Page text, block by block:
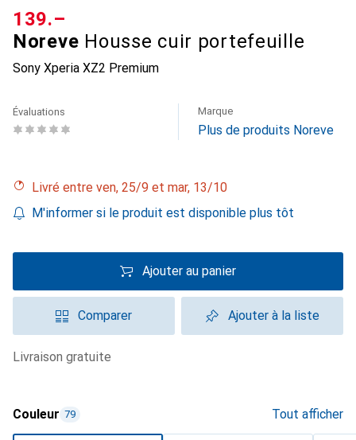
Noreve Housse cuir portefeuille
Sony Xperia XZ2 Premium
CHF
139.–
Évaluations Marque
Plus de produits Noreve
Livré entre ven, 25/9 et mar, 13/10
M'informer si le produit est disponible plus tôt
Ajouter au panier
Comparer Ajouter à la liste
livraison gratuite
Couleur 79 Tout afficher